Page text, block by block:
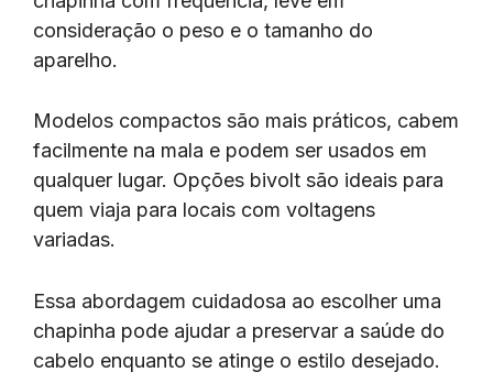
consideração o peso e o tamanho do
aparelho.
Modelos compactos são mais práticos, cabem
facilmente na mala e podem ser usados em
qualquer lugar. Opções bivolt são ideais para
quem viaja para locais com voltagens
variadas.
Essa abordagem cuidadosa ao escolher uma
chapinha pode ajudar a preservar a saúde do
cabelo enquanto se atinge o estilo desejado.